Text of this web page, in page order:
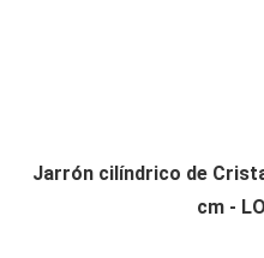
Jarrón cilíndrico de
cm -